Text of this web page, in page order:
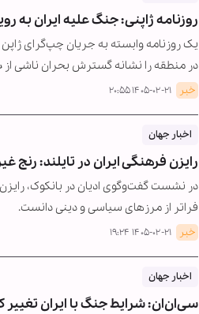
روزنامه ژاپنی: جنگ علیه ایران به
یک روزنامه وابسته به جریان چپ‌گرای ژاپن
در منطقه را نشانه گسترش بحران ناشی
خبر ۱۴۰۵-۰۲-۲۱ ۲۰:۵۵
اخبار جهان
رایزن فرهنگی ایران در تایلند:
در نشست گفت‌وگوی ادیان در بانکوک، رایزن
فراتر از مرزهای سیاسی و دینی دانست.
خبر ۱۴۰۵-۰۲-۲۱ ۱۹:۲۴
اخبار جهان
سی‌ان‌ان: شرایط جنگ با ایران تغییر